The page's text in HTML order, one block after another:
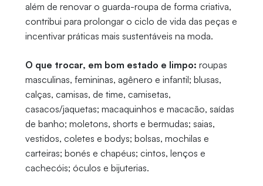
além de renovar o guarda-roupa de forma criativa,
contribui para prolongar o ciclo de vida das peças e
incentivar práticas mais sustentáveis na moda.
O que trocar, em bom estado e limpo: roupas
masculinas, femininas, agênero e infantil; blusas,
calças, camisas, de time, camisetas,
casacos/jaquetas; macaquinhos e macacão, saídas
de banho; moletons, shorts e bermudas; saias,
vestidos, coletes e bodys; bolsas, mochilas e
carteiras; bonés e chapéus; cintos, lenços e
cachecóis; óculos e bijuterias.